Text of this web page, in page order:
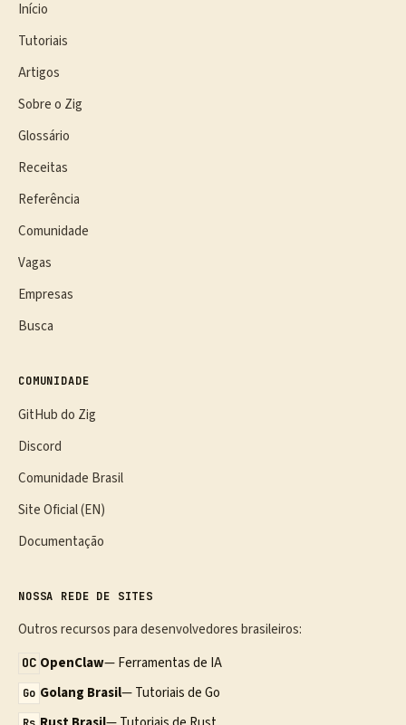
Início
Tutoriais
Artigos
Sobre o Zig
Glossário
Receitas
Referência
Comunidade
Vagas
Empresas
Busca
COMUNIDADE
GitHub do Zig
Discord
Comunidade Brasil
Site Oficial (EN)
Documentação
NOSSA REDE DE SITES
Outros recursos para desenvolvedores brasileiros:
OC OpenClaw— Ferramentas de IA
Go Golang Brasil— Tutoriais de Go